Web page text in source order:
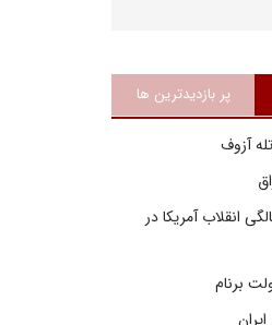
پر بازدیدترین ها
آزوف
انقلاب آمریکا در
برنام